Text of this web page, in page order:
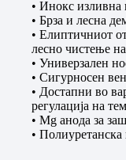
• Инокс изливна
• Брза и лесна
• Елиптичниот
лесно чистење
• Универзален
• Сигурносен
• Достапни во
регулација на
• Mg анода за
• Полиуретанска